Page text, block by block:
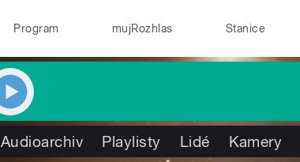
Program mujRozhlas Stanice
Audioarchiv Playlisty Lidé Kamery